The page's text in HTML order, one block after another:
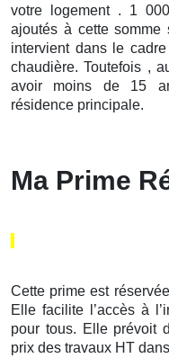
votre logement . 1
ajoutés à cette
intervient dans le
chaudière. Toutefois ,
avoir moins de 15
résidence principale.
Ma Prime
Cette prime est
Elle facilite l’accès à
pour tous. Elle prévoit
prix des travaux HT